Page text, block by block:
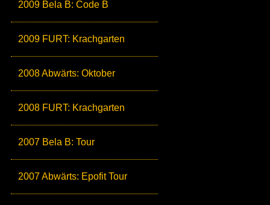
2009 Bela B: Code B
2009 FURT: Krachgarten
2008 Abwärts: Oktober
2008 FURT: Krachgarten
2007 Bela B: Tour
2007 Abwärts: Epofit Tour